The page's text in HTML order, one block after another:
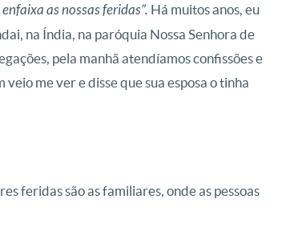
as nossas feridas”. Há muitos anos, eu
na Índia, na paróquia Nossa Senhora de
pela manhã atendíamos confissões e
me ver e disse que sua esposa o tinha
feridas são as familiares, onde as pessoas